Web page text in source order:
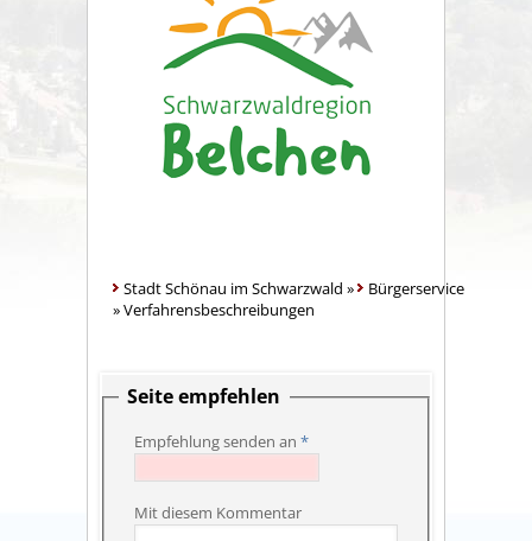
Stadt Schönau im Schwarzwald »
Bürgerservice
»Verfahrensbeschreibungen
Seite empfehlen
Empfehlung senden an *
Mit diesem Kommentar